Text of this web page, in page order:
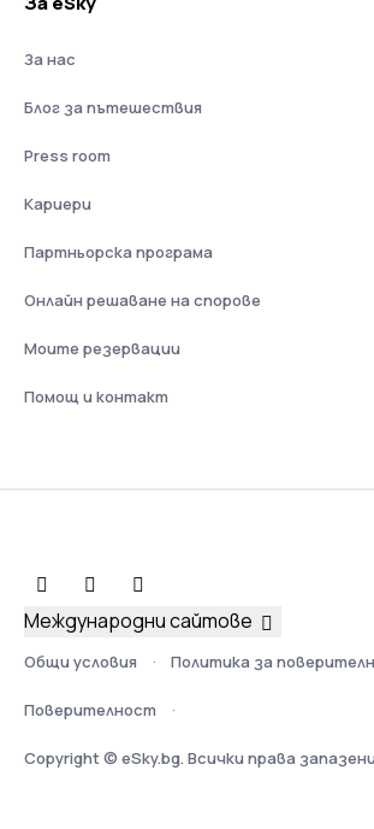
За нас
Блог за пътешествия
Press room
Кариери
Партньорска програма
Онлайн решаване на спорове
Моите резервации
Помощ и контакт
Общи условия Политика за
Поверителност
Copyright © eSky.bg. Всички права запазени
Международни сайтове